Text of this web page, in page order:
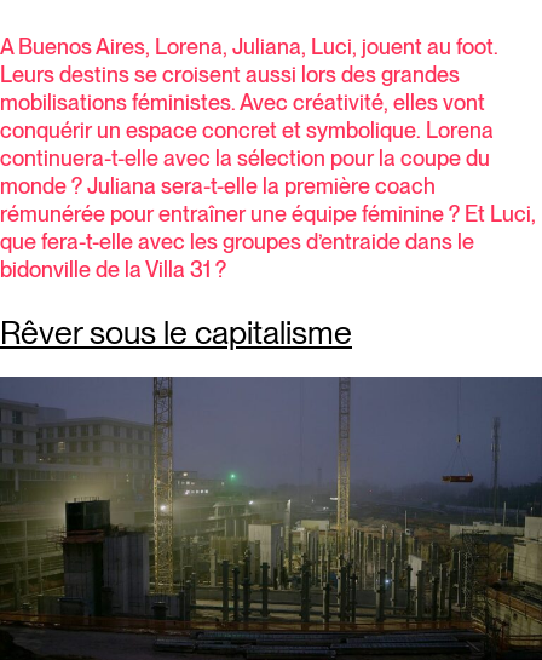
A Buenos Aires, Lorena, Juliana, Luci, jouent au foot.
Leurs destins se croisent aussi lors des grandes
mobilisations féministes. Avec créativité, elles vont
conquérir un espace concret et symbolique. Lorena
continuera-t-elle avec la sélection pour la coupe du
monde ? Juliana sera-t-elle la première coach
rémunérée pour entraîner une équipe féminine ? Et Luci,
que fera-t-elle avec les groupes d’entraide dans le
bidonville de la Villa 31 ?
Rêver sous le capitalisme